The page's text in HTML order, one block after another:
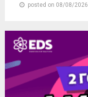
posted on 08/08/2026